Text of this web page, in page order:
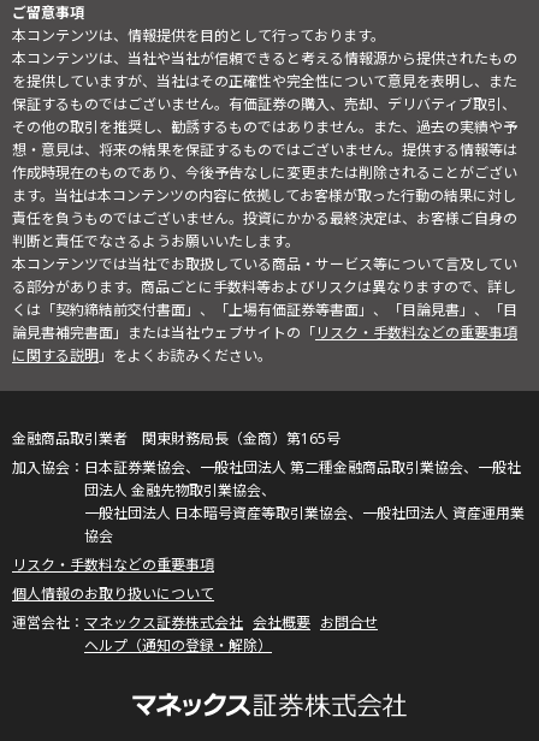
ご留意事項
本コンテンツは、情報提供を目的として行っております。
本コンテンツは、当社や当社が信頼できると考える情報源から提供されたもの
を提供していますが、当社はその正確性や完全性について意見を表明し、また
保証するものではございません。有価証券の購入、売却、デリバティブ取引、
その他の取引を推奨し、勧誘するものではありません。また、過去の実績や予
想・意見は、将来の結果を保証するものではございません。提供する情報等は
作成時現在のものであり、今後予告なしに変更または削除されることがござい
ます。当社は本コンテンツの内容に依拠してお客様が取った行動の結果に対し
責任を負うものではございません。投資にかかる最終決定は、お客様ご自身の
判断と責任でなさるようお願いいたします。
本コンテンツでは当社でお取扱している商品・サービス等について言及してい
る部分があります。商品ごとに手数料等およびリスクは異なりますので、詳し
くは「契約締結前交付書面」、「上場有価証券等書面」、「目論見書」、「目
論見書補完書面」または当社ウェブサイトの「リスク・手数料などの重要事項
に関する説明」をよくお読みください。
金融商品取引業者 関東財務局長（金商）第165号
日本証券業協会、一般社団法人 第二種金融商品取引業協会、一般社
団法人 金融先物取引業協会、
一般社団法人 日本暗号資産等取引業協会、一般社団法人 資産運用業
協会
リスク・手数料などの重要事項
個人情報のお取り扱いについて
マネックス証券株式会社 会社概要 お問合せ
ヘルプ（通知の登録・解除）